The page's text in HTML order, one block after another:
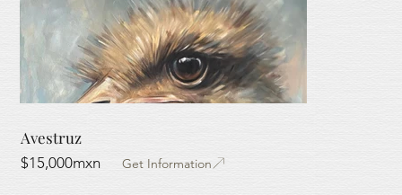
Avestruz
$15,000mxn Get Information